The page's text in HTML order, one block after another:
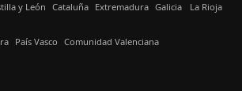
y León Cataluña Extremadura Galicia La Rioja
País Vasco Comunidad Valenciana